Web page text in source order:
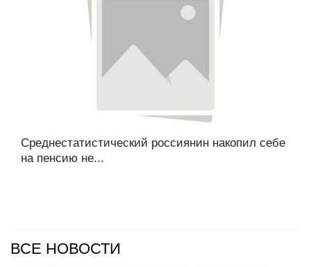
Среднестатистический россиянин накопил себе
на пенсию не...
ВСЕ НОВОСТИ